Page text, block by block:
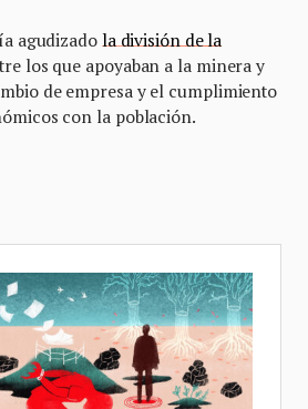
agudizado la división de la
los que apoyaban a la minera y
de empresa y el cumplimiento
con la población.